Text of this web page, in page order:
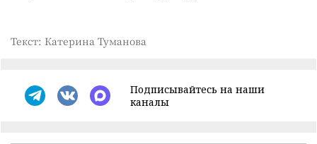
Текст: Катерина Туманова
Подписывайтесь на наши
каналы